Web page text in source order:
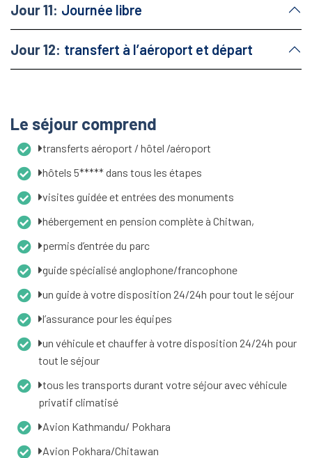
Jour 11: Journée libre
Jour 12: transfert à l’aéroport et départ
Le séjour comprend
transferts aéroport / hôtel /aéroport
hôtels 5***** dans tous les étapes
visites guidée et entrées des monuments
hébergement en pension complète à Chitwan,
permis d’entrée du parc
guide spécialisé anglophone/francophone
un guide à votre disposition 24/24h pour tout le séjour
l’assurance pour les équipes
un véhicule et chauffer à votre disposition 24/24h pour
tout le séjour
tous les transports durant votre séjour avec véhicule
privatif climatisé
Avion Kathmandu/ Pokhara
Avion Pokhara/Chitawan